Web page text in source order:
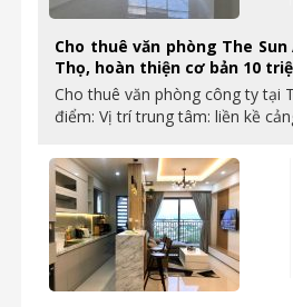
Cho thuê văn phòng The Sun
Thọ, hoàn thiện cơ bản 10
Cho thuê văn phòng công ty tại
điểm: Vị trí trung tâm: liền kề